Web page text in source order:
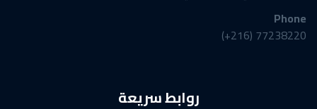
Phone
77238220 (216+)
روابط سريعة